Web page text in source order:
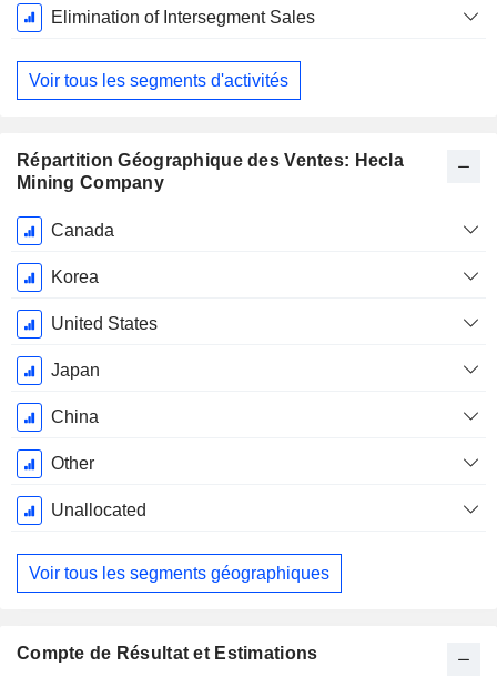
Elimination of Intersegment Sales
Voir tous les segments d'activités
Répartition Géographique des Ventes: Hecla
Mining Company
Période
Fiscale:
Décembre
Canada
Korea
United States
Japan
China
Other
Unallocated
Voir tous les segments géographiques
Compte de Résultat et Estimations